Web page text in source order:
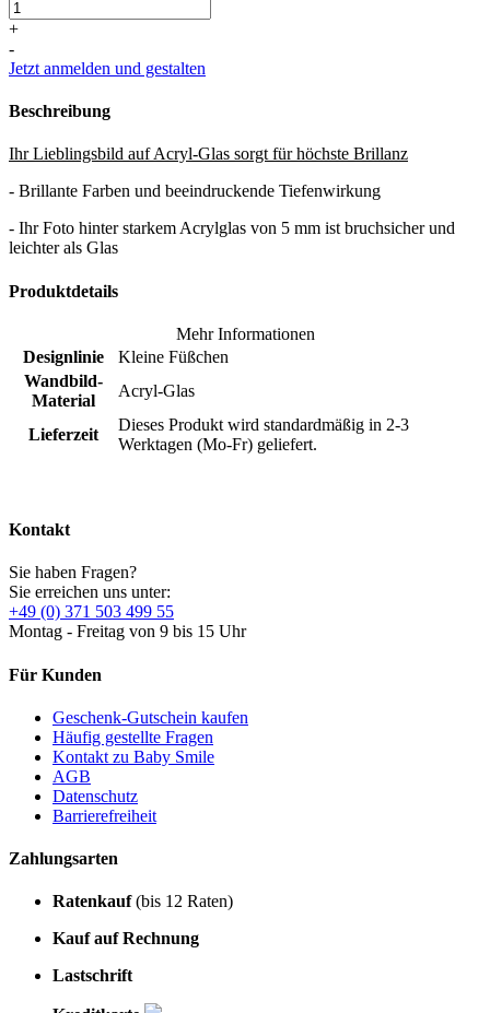
+
-
Jetzt anmelden und gestalten
Beschreibung
Ihr Lieblingsbild auf Acryl-Glas sorgt für höchste Brillanz
- Brillante Farben und beeindruckende Tiefenwirkung
- Ihr Foto hinter starkem Acrylglas von 5 mm ist bruchsicher und
leichter als Glas
Produktdetails
Mehr Informationen
Designlinie
Kleine Füßchen
Wandbild-
Material
Acryl-Glas
Lieferzeit
Dieses Produkt wird standardmäßig in 2-3
Werktagen (Mo-Fr) geliefert.
Kontakt
Sie haben Fragen?
Sie erreichen uns unter:
+49 (0) 371 503 499 55
Montag - Freitag von 9 bis 15 Uhr
Für Kunden
Geschenk-Gutschein kaufen
Häufig gestellte Fragen
Kontakt zu Baby Smile
AGB
Datenschutz
Barrierefreiheit
Zahlungsarten
Ratenkauf(bis 12 Raten)
Kauf auf Rechnung
Lastschrift